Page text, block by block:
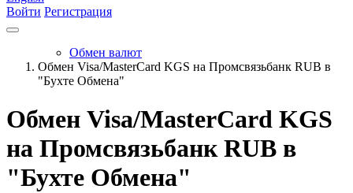
Войти Регистрация
Обмен валют
Обмен Visa/MasterCard KGS на Промсвязьбанк RUB в
"Бухте Обмена"
Обмен Visa/MasterCard KGS
на Промсвязьбанк RUB в
"Бухте Обмена"